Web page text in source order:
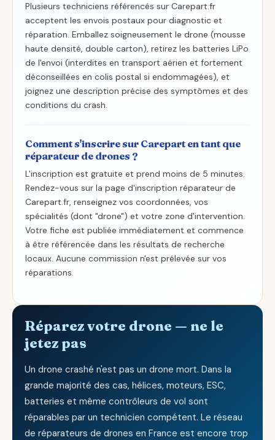
Plusieurs techniciens référencés sur Carepart.fr
acceptent les envois postaux pour diagnostic et
réparation. Emballez soigneusement le drone (mousse
haute densité, double carton), retirez les batteries LiPo
de l'envoi (interdites en transport aérien et fortement
déconseillées en colis postal si endommagées), et
joignez une description précise des symptômes et des
conditions du crash.
Comment s'inscrire sur Carepart en tant que
réparateur de drones ?
L'inscription est gratuite et prend moins de 5 minutes.
Rendez-vous sur la page d'inscription réparateur de
Carepart.fr, renseignez vos coordonnées, vos
spécialités (dont "drone") et votre zone d'intervention.
Votre fiche est publiée immédiatement et commence
à être référencée dans les résultats de recherche
locaux. Aucune commission n'est prélevée sur vos
réparations.
Réparez votre drone — ne le
jetez pas
Un drone crashé n'est pas un drone mort. Dans la
grande majorité des cas, hélices, moteurs, ESC,
batteries et même contrôleurs de vol sont
réparables par un technicien compétent. Le réseau
de réparateurs de drones en France est encore trop